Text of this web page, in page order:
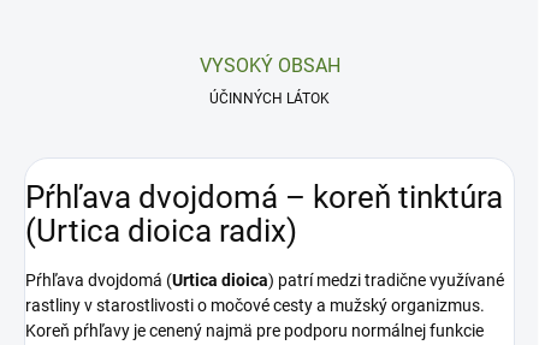
VYSOKÝ OBSAH
ÚČINNÝCH LÁTOK
Pŕhľava dvojdomá – koreň tinktúra
(Urtica dioica radix)
Pŕhľava dvojdomá (Urtica dioica) patrí medzi tradične využívané
rastliny v starostlivosti o močové cesty a mužský organizmus.
Koreň pŕhľavy je cenený najmä pre podporu normálnej funkcie